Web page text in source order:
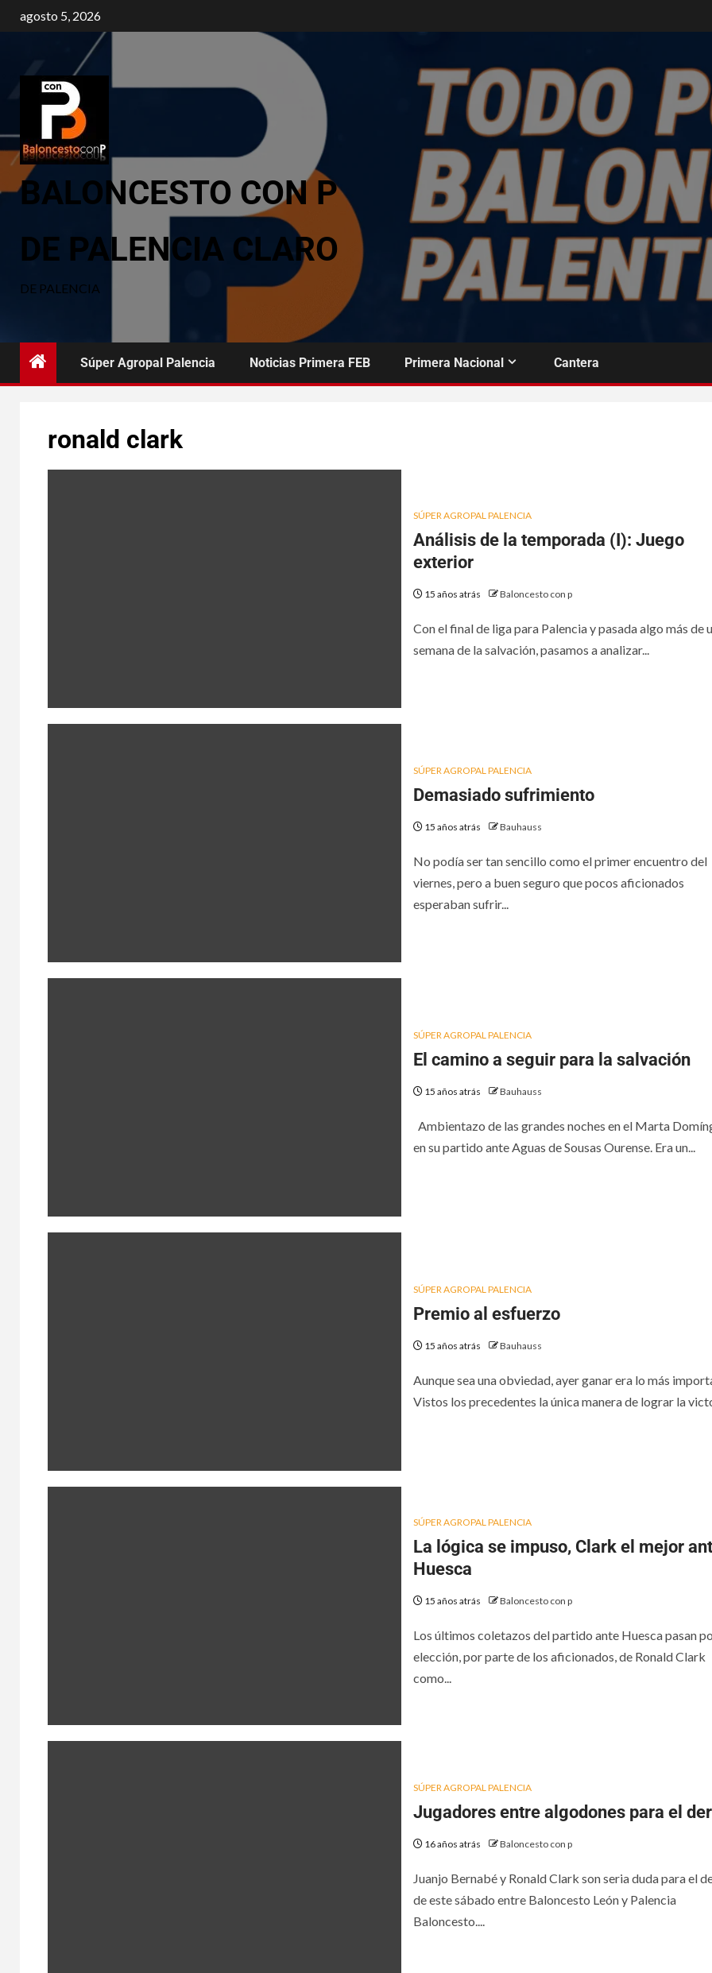
agosto 5, 2026
BALONCESTO CON P
DE PALENCIA CLARO
DE PALENCIA
Súper Agropal Palencia Noticias Primera FEB Primera Nacional Cantera
ronald clark
SÚPER AGROPAL PALENCIA
Análisis de la temporada (I): Juego
exterior
15 años atrás Baloncesto con p
Con el final de liga para Palencia y pasada algo más de
semana de la salvación, pasamos a analizar...
SÚPER AGROPAL PALENCIA
Demasiado sufrimiento
15 años atrás Bauhauss
No podía ser tan sencillo como el primer encuentro del
viernes, pero a buen seguro que pocos aficionados
esperaban sufrir...
SÚPER AGROPAL PALENCIA
El camino a seguir para la salvación
15 años atrás Bauhauss
Ambientazo de las grandes noches en el Marta
en su partido ante Aguas de Sousas Ourense. Era un...
SÚPER AGROPAL PALENCIA
Premio al esfuerzo
15 años atrás Bauhauss
Aunque sea una obviedad, ayer ganar era lo más
Vistos los precedentes la única manera de lograr la
SÚPER AGROPAL PALENCIA
La lógica se impuso, Clark el mejor
Huesca
15 años atrás Baloncesto con p
Los últimos coletazos del partido ante Huesca pasan
elección, por parte de los aficionados, de Ronald Clark
como...
SÚPER AGROPAL PALENCIA
Jugadores entre algodones para el
16 años atrás Baloncesto con p
Juanjo Bernabé y Ronald Clark son seria duda para el
de este sábado entre Baloncesto León y Palencia
Baloncesto....